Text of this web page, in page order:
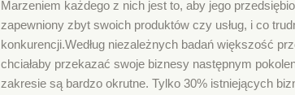
Marzeniem każdego z nich jest to, aby jego
zapewniony zbyt swoich produktów czy usług, i co
konkurencji.Według niezależnych badań większość
chciałaby przekazać swoje biznesy następnym
zakresie są bardzo okrutne. Tylko 30% istniejących